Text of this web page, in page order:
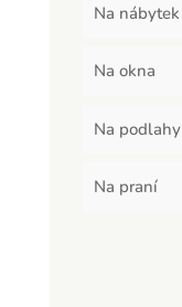
Na nábytek
Na okna
Na podlahy
Na praní